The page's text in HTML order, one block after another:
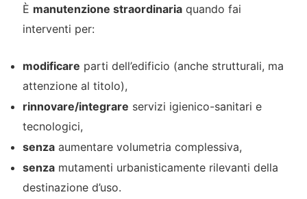
È manutenzione straordinariaquando fai
interventi per:
modificare parti dell’edificio (anche strutturali, ma
attenzione al titolo),
rinnovare/integrare servizi igienico-sanitari e
tecnologici,
senzaaumentare volumetria complessiva,
senzamutamenti urbanisticamente rilevanti della
destinazione d’uso.